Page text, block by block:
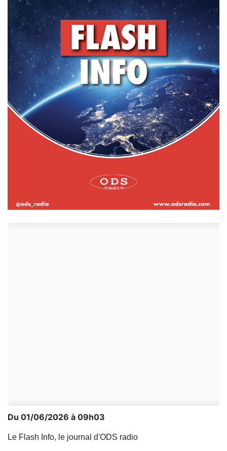
Du 01/06/2026 à 09h03
Le Flash Info, le journal d'ODS radio